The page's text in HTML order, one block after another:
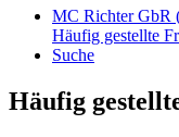
MC Richter GbR
Häufig gestellte
Suche
Häufig